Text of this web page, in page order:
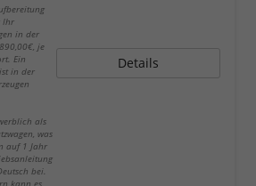
Ihr
in der
je
Ein
in der
als
was
auf 1 Jahr
bei.
Details